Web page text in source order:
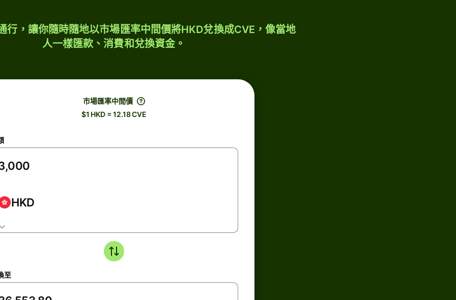
行，讓你隨時隨地以市場匯率中間價將HKD兌換成CVE，像當地
人一樣匯款、消費和兌換資金。
市場匯率中間價
$1 HKD = 12.18 CVE
HKD
至